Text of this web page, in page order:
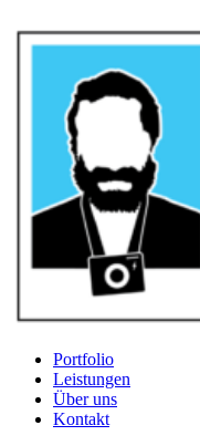
Portfolio
Leistungen
Über uns
Kontakt